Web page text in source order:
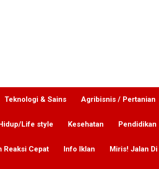
Teknologi & Sains Agribisnis / Pertanian
Life style Kesehatan Pendidikan
Reaksi Cepat Info Iklan Miris! Jalan Di